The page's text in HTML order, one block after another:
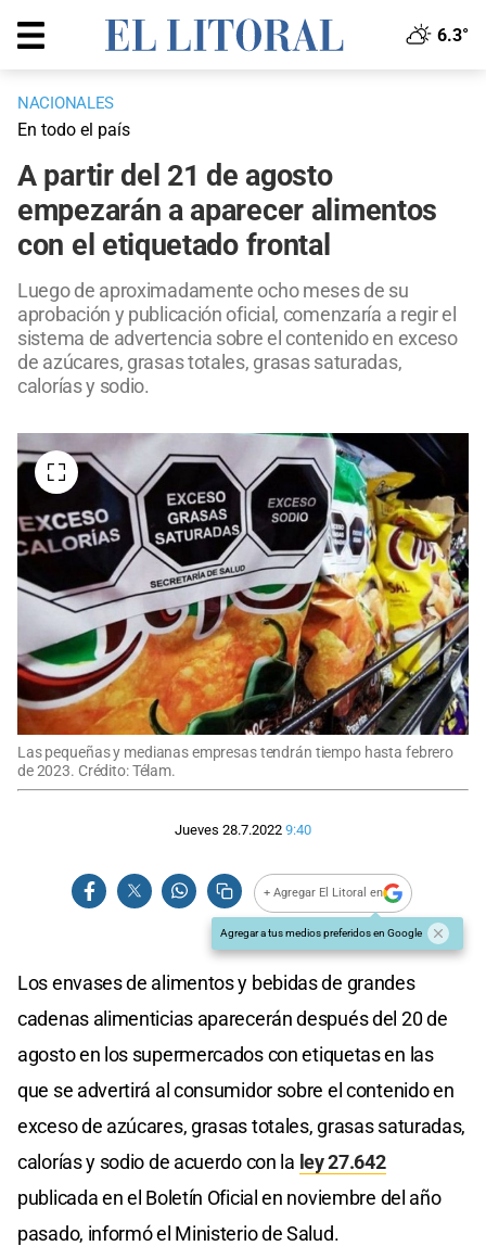
6.3°
NACIONALES
En todo el país
A partir del 21 de agosto
empezarán a aparecer alimentos
con el etiquetado frontal
Luego de aproximadamente ocho meses de su
aprobación y publicación oficial, comenzaría a regir el
sistema de advertencia sobre el contenido en exceso
de azúcares, grasas totales, grasas saturadas,
calorías y sodio.
Las pequeñas y medianas empresas tendrán tiempo hasta febrero
de 2023. Crédito: Télam.
Jueves 28.7.2022 9:40
+ Agregar El Litoral en
Agregar a tus medios preferidos en Google
Los envases de alimentos y bebidas de grandes
cadenas alimenticias aparecerán después del 20 de
agosto en los supermercados con etiquetas en las
que se advertirá al consumidor sobre el contenido en
exceso de azúcares, grasas totales, grasas saturadas,
calorías y sodio de acuerdo con la ley 27.642
publicada en el Boletín Oficial en noviembre del año
pasado, informó el Ministerio de Salud.